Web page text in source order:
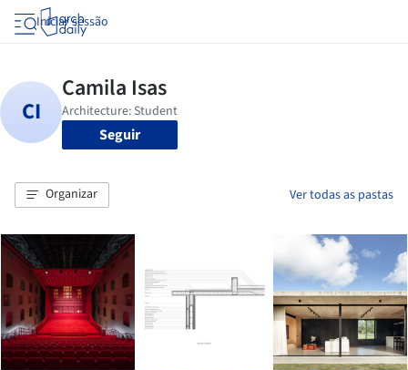
Iniciar sessão
Seguir
Organizar Ver todas as pastas